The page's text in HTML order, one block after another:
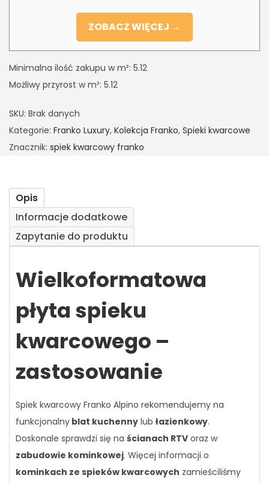
ZOBACZ WIĘCEJ →
Minimalna ilość zakupu w m²: 5.12
Możliwy przyrost w m²: 5.12
SKU: Brak danych
Kategorie: Franko Luxury, Kolekcja Franko, Spieki kwarcowe
Znacznik: spiek kwarcowy franko
Opis
Informacje dodatkowe
Zapytanie do produktu
Wielkoformatowa
płyta spieku
kwarcowego –
zastosowanie
Spiek kwarcowy Franko Alpino rekomendujemy na
funkcjonalny blat kuchenny lub łazienkowy.
Doskonale sprawdzi się na ścianach RTV oraz w
zabudowie kominkowej. Więcej informacji o
kominkach ze spieków kwarcowych zamieściliśmy